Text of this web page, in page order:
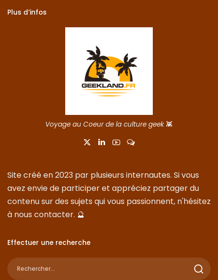
Plus d’infos
Voyage au Coeur de la culture geek👾
Site créé en 2023 par plusieurs internautes. Si vous
avez envie de participer et appréciez partager du
contenu sur des sujets qui vous passionnent, n'hésitez
à nouscontacter. 🔮
Effectuer une recherche